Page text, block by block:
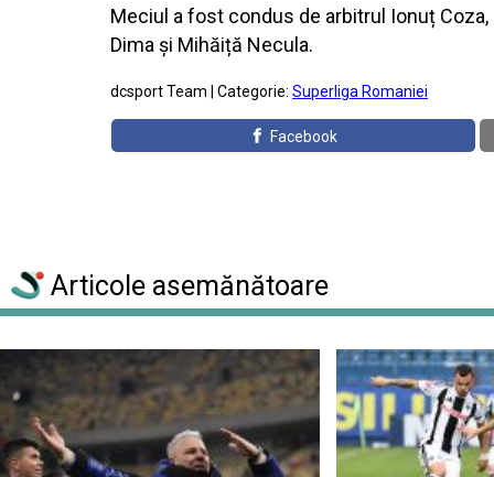
Meciul a fost condus de arbitrul Ionuț
Dima și Mihăiță Necula.
dcsport Team | Categorie: Superliga Romaniei
Facebook
Articole asemănătoare